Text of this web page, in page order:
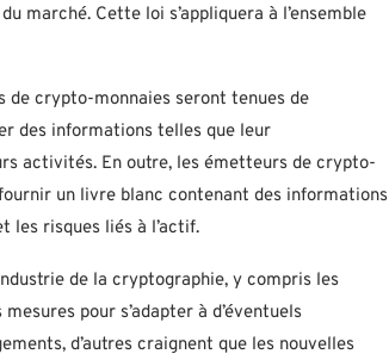
marché. Cette loi s’appliquera à l’ensemble
crypto-monnaies seront tenues de
des informations telles que leur
activités. En outre, les émetteurs de crypto-
un livre blanc contenant des informations
les risques liés à l’actif.
de la cryptographie, y compris les
pour s’adapter à d’éventuels
d’autres craignent que les nouvelles